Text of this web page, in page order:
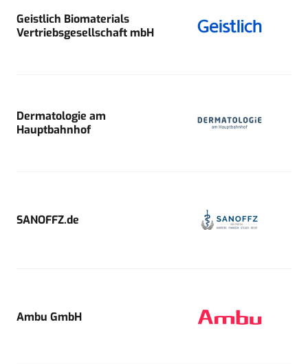
Geistlich Biomaterials
Vertriebsgesellschaft mbH
Dermatologie am
Hauptbahnhof
SANOFFZ.de
Ambu GmbH